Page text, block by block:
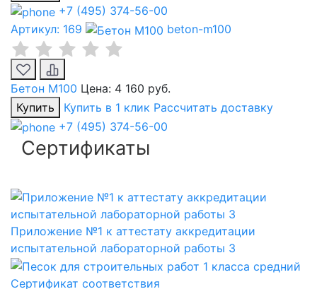
+7 (495) 374-56-00
Артикул: 169
beton-m100
Бетон М100 Цена: 4 160 руб.
Купить
Купить в 1 клик Рассчитать доставку
+7 (495) 374-56-00
Сертификаты
Приложение №1 к аттестату аккредитации
испытательной лабораторной работы 3
Сертификат соответствия